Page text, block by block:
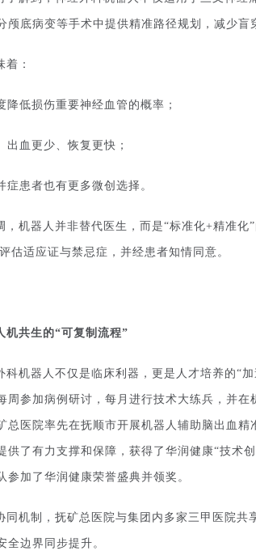
颅底病变等手术中提供精准路径规划，减少盲
：
降低损伤重要神经血管的概率；
出血更少、恢复更快；
症患者也有更多微创选择。
，机器人并非替代医生，而是“标准化+精准化
估适应证与禁忌症，并经患者知情同意。
机共生的“可复制流程”
机器人不仅是临床利器，更是人才培养的“加
周参加病例研讨，每月进行技术大练兵，并在
总医院率先在抚顺市开展机器人辅助脑出血精
供了有力支撑和保障，获得了华润健康“技术
参加了华润健康荣誉盛典并领奖。
同机制，抚矿总医院与集团内多家三甲医院共
全边界同步提升。